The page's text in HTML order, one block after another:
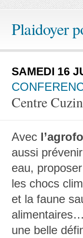
Plaidoyer
SAMEDI 16
Centre Cuzin
Avec
aussi
eau,
les chocs
et la faune
une belle